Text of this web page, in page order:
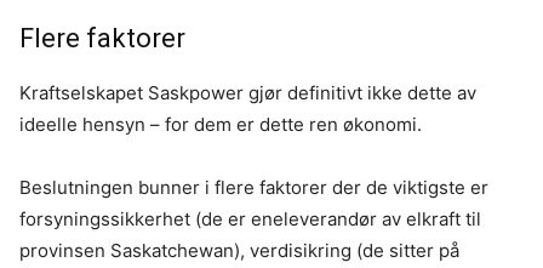
Flere faktorer
Kraftselskapet Saskpower gjør definitivt ikke dette av
ideelle hensyn – for dem er dette ren økonomi.
Beslutningen bunner i flere faktorer der de viktigste er
forsyningssikkerhet (de er eneleverandør av elkraft til
provinsen Saskatchewan), verdisikring (de sitter på